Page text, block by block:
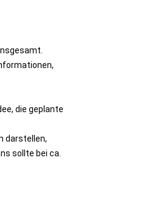
die geplante
darstellen,
sollte bei ca.